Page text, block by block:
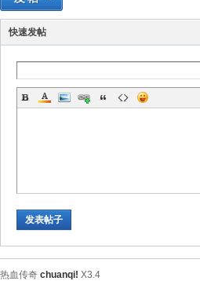
传
快速发帖
发表帖子
热血传奇 chuanqi! X3.4